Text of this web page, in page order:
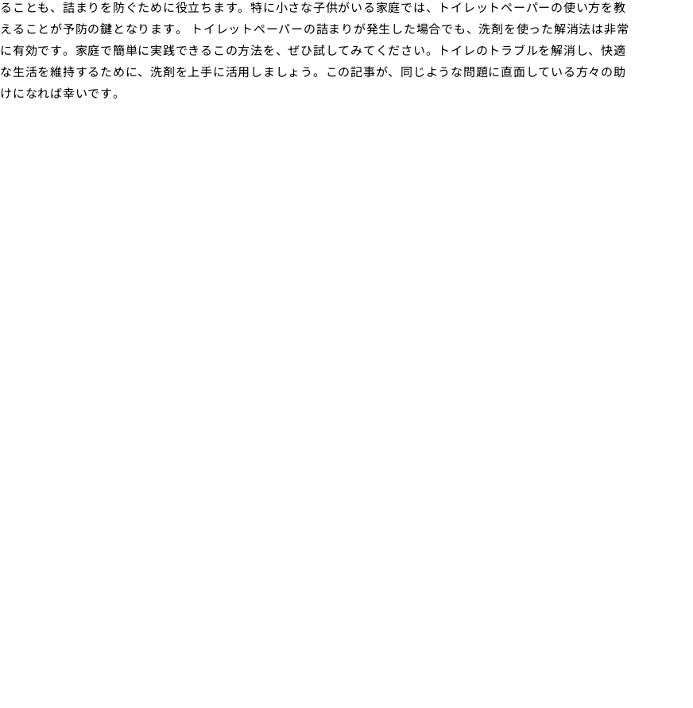
ることも、詰まりを防ぐために役立ちます。特に小さな子供がいる家庭では、トイレットペーパーの使い方を教
えることが予防の鍵となります。 トイレットペーパーの詰まりが発生した場合でも、洗剤を使った解消法は非常
に有効です。家庭で簡単に実践できるこの方法を、ぜひ試してみてください。トイレのトラブルを解消し、快適
な生活を維持するために、洗剤を上手に活用しましょう。この記事が、同じような問題に直面している方々の助
けになれば幸いです。